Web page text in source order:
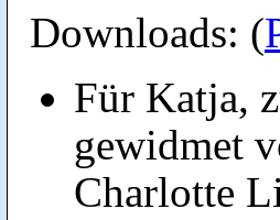
Downloads: (
Für Katja,
gewidmet
Charlotte